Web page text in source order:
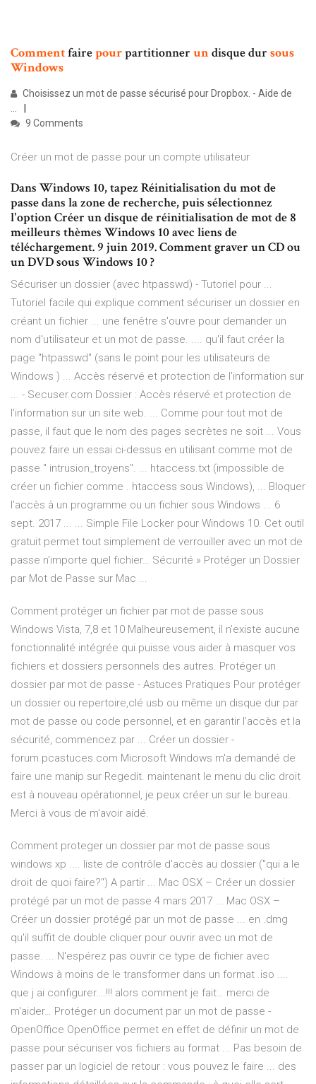
Commentfairepourpartitionner undisque dur sous
Windows
Choisissez un mot de passe sécurisé pour Dropbox. - Aide de
...
9 Comments
Créer un mot de passe pour un compte utilisateur
Dans Windows 10, tapez Réinitialisation du mot de
passe dans la zone de recherche, puis sélectionnez
l'option Créer un disque de réinitialisation de mot de 8
meilleurs thèmes Windows 10 avec liens de
téléchargement. 9 juin 2019. Comment graver un CD ou
un DVD sous Windows 10 ?
Sécuriser un dossier (avec htpasswd) - Tutoriel pour ...
Tutoriel facile qui explique comment sécuriser un dossier en
créant un fichier ... une fenêtre s'ouvre pour demander un
nom d'utilisateur et un mot de passe. .... qu'il faut créer la
page "htpasswd" (sans le point pour les utilisateurs de
Windows ) ... Accès réservé et protection de l'information sur
... - Secuser.com Dossier : Accès réservé et protection de
l'information sur un site web. ... Comme pour tout mot de
passe, il faut que le nom des pages secrètes ne soit ... Vous
pouvez faire un essai ci-dessus en utilisant comme mot de
passe " intrusion_troyens". ... htaccess.txt (impossible de
créer un fichier comme . htaccess sous Windows), ... Bloquer
l'accès à un programme ou un fichier sous Windows ... 6
sept. 2017 ... ... Simple File Locker pour Windows 10. Cet outil
gratuit permet tout simplement de verrouiller avec un mot de
passe n'importe quel fichier… Sécurité » Protéger un Dossier
par Mot de Passe sur Mac ...
Comment protéger un fichier par mot de passe sous
Windows Vista, 7,8 et 10 Malheureusement, il n’existe aucune
fonctionnalité intégrée qui puisse vous aider à masquer vos
fichiers et dossiers personnels des autres. Protéger un
dossier par mot de passe - Astuces Pratiques Pour protéger
un dossier ou repertoire,clé usb ou même un disque dur par
mot de passe ou code personnel, et en garantir l'accès et la
sécurité, commencez par ... Créer un dossier -
forum.pcastuces.com Microsoft Windows m'a demandé de
faire une manip sur Regedit. maintenant le menu du clic droit
est à nouveau opérationnel, je peux créer un sur le bureau.
Merci à vous de m'avoir aidé.
Comment proteger un dossier par mot de passe sous
windows xp .... liste de contrôle d'accès au dossier ("qui a le
droit de quoi faire?") A partir ... Mac OSX – Créer un dossier
protégé par un mot de passe 4 mars 2017 ... Mac OSX –
Créer un dossier protégé par un mot de passe ... en .dmg
qu'il suffit de double cliquer pour ouvrir avec un mot de
passe. ... N'espérez pas ouvrir ce type de fichier avec
Windows à moins de le transformer dans un format .iso ....
que j ai configurer….!!! alors comment je fait… merci de
m'aider… Protéger un document par un mot de passe -
OpenOffice OpenOffice permet en effet de définir un mot de
passe pour sécuriser vos fichiers au format ... Pas besoin de
passer par un logiciel de retour : vous pouvez le faire ... des